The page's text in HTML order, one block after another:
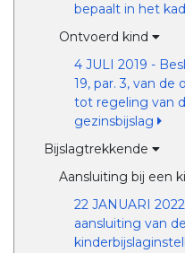
bepaalt in het
Ontvoerd kind
4 JULI 2019 -
19, par. 3, van de
tot regeling van
gezinsbijslag
Bijslagtrekkende
Aansluiting bij een
22 JANUARI
aansluiting van